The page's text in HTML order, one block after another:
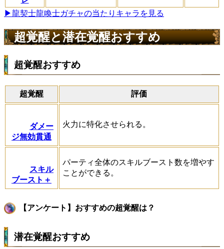
▶龍契士龍喚士ガチャの当たりキャラを見る
超覚醒と潜在覚醒おすすめ
超覚醒おすすめ
超覚醒 評価
ダメー
ジ無効貫通
火力に特化させられる。
スキル
ブースト＋
パーティ全体のスキルブースト数を増やす
ことができる。
【アンケート】おすすめの超覚醒は？
潜在覚醒おすすめ